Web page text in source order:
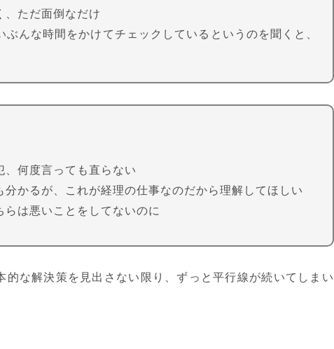
、ただ面倒なだけ
んな時間をかけてチェックしているというのを聞くと、
何度言っても直らない
かるが、これが経理の仕事なのだから理解してほしい
は悪いことをしてないのに
的な解決策を見出さない限り、ずっと平行線が続いてしまい